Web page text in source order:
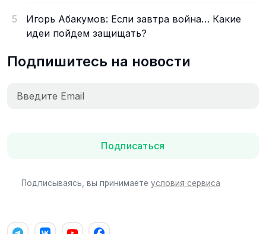
5
Игорь Абакумов: Если завтра война… Какие
идеи пойдем защищать?
Подпишитесь на новости
Подписаться
Подписываясь, вы принимаете условия сервиса